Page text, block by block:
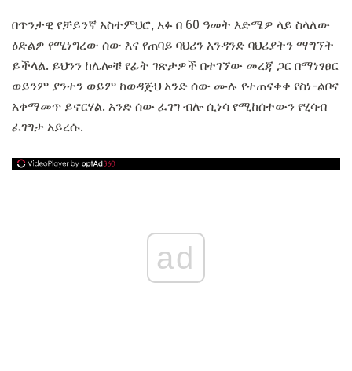
በጥንታዊ የቻይንኛ አስተምህሮ, አፉ በ 60 ዓመት እድሜዎ ላይ ስላለው
ዕድልዎ የሚነግረው ሰው እና የጠባይ ባህሪን አንዳንድ ባህሪያትን ማግኘት
ይችላል. ይህንን ከሌሎቹ የፊት ገጽታዎች በተገኘው መረጃ ጋር በማነፃፀር
ወይንም ያንተን ወይም ከወዳጅህ አንድ ሰው ሙሉ የተጠናቀቀ የስነ-ልቦና
አቀማመጥ ይኖርሃል. አንድ ሰው ፈገግ ብሎ ሲነሳ የሚከሰተውን የሂሳብ
ፈገግታ አይረሱ.
ad